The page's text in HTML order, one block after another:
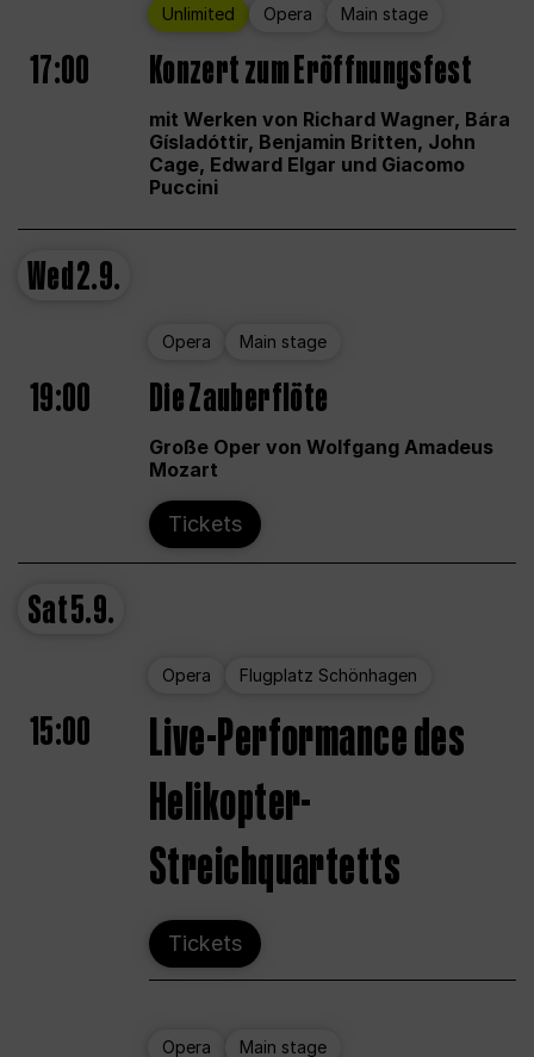
Unlimited Opera Main stage
17:00 Konzert zum Eröffnungsfest
mit Werken von Richard Wagner, Bára
Gísladóttir, Benjamin Britten, John
Cage, Edward Elgar und Giacomo
Puccini
Wed2.9.
Opera Main stage
19:00 Die Zauberflöte
Große Oper von Wolfgang Amadeus
Mozart
Tickets
Sat5.9.
Opera Flugplatz Schönhagen
15:00
Live-Performance des
Helikopter-
Streichquartetts
Tickets
Opera Main stage